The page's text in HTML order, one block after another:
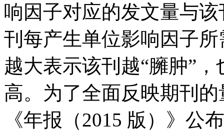
响因子对应的发文量与
刊每产生单位影响因子
越大表示该刊越“臃肿”
高。为了全面反映期刊
《年报（2015 版）》公